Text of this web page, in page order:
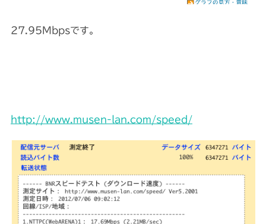
27.95Mbpsです。
http://www.musen-lan.com/speed/